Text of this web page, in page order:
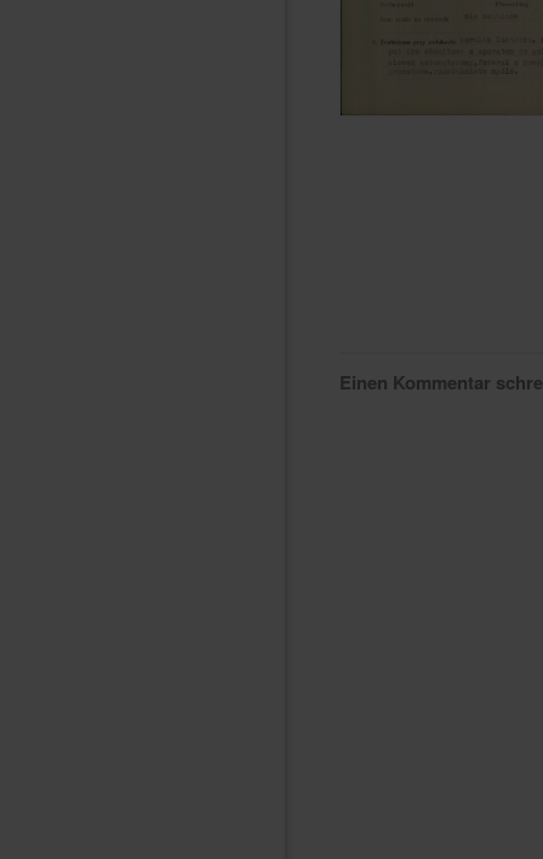
Einen Kommentar